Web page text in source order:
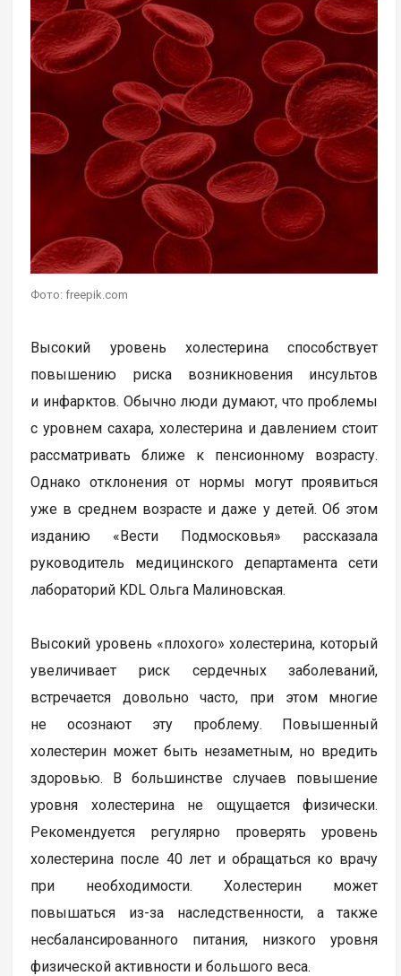
Фото: freepik.com
Высокий уровень холестерина способствует
повышению риска возникновения инсультов
и инфарктов. Обычно люди думают, что проблемы
с уровнем сахара, холестерина и давлением стоит
рассматривать ближе к пенсионному возрасту.
Однако отклонения от нормы могут проявиться
уже в среднем возрасте и даже у детей. Об этом
изданию «Вести Подмосковья» рассказала
руководитель медицинского департамента сети
лабораторий KDL Ольга Малиновская.
Высокий уровень «плохого» холестерина, который
увеличивает риск сердечных заболеваний,
встречается довольно часто, при этом многие
не осознают эту проблему. Повышенный
холестерин может быть незаметным, но вредить
здоровью. В большинстве случаев повышение
уровня холестерина не ощущается физически.
Рекомендуется регулярно проверять уровень
холестерина после 40 лет и обращаться ко врачу
при необходимости. Холестерин может
повышаться из-за наследственности, а также
несбалансированного питания, низкого уровня
физической активности и большого веса.